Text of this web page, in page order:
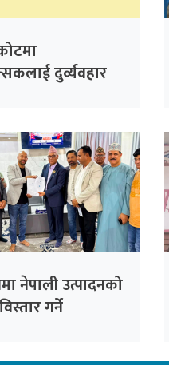
दुर्व्यवहार
नेपाली उत्पादनको
गर्ने